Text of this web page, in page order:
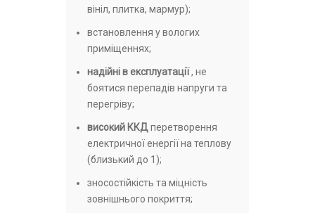
вініл, плитка, мармур);
встановлення у вологих
приміщеннях;
надійні в експлуатації, не
боятися перепадів напруги та
перегріву;
високий ККДперетворення
електричної енергії на теплову
(близький до 1);
зносостійкість та міцність
зовнішнього покриття;